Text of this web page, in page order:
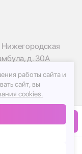
д. 30А
работы сайта и
сайт, вы
cookies.